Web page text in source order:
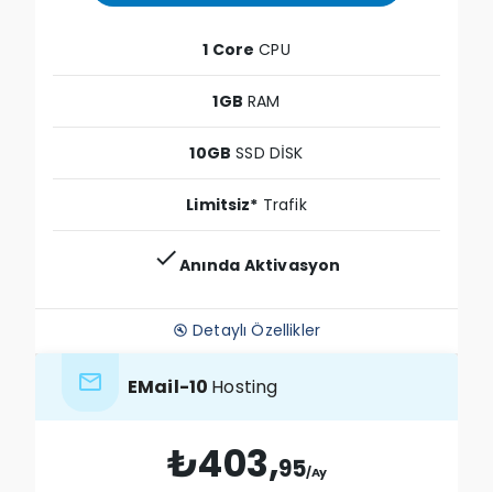
1 Core CPU
1GB RAM
10GB SSD DİSK
Limitsiz* Trafik
checkAnında Aktivasyon
build_circle Detaylı Özellikler
email EMail-10 Hosting
₺403,95/Ay